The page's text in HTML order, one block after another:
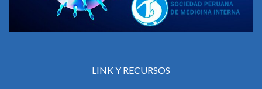
LINK Y RECURSOS